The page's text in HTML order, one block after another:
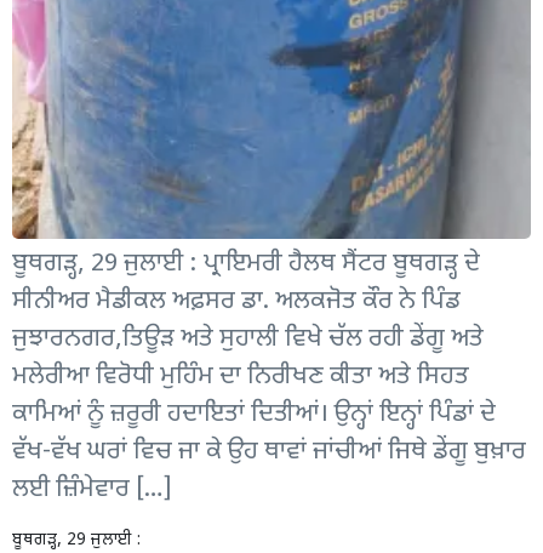
ਬੂਥਗੜ੍ਹ, 29 ਜੁਲਾਈ : ਪ੍ਰਾਇਮਰੀ ਹੈਲਥ ਸੈਂਟਰ ਬੂਥਗੜ੍ਹ ਦੇ
ਸੀਨੀਅਰ ਮੈਡੀਕਲ ਅਫ਼ਸਰ ਡਾ. ਅਲਕਜੋਤ ਕੌਰ ਨੇ ਪਿੰਡ
ਜੁਝਾਰਨਗਰ,ਤਿਊੜ ਅਤੇ ਸੁਹਾਲੀ ਵਿਖੇ ਚੱਲ ਰਹੀ ਡੇਂਗੂ ਅਤੇ
ਮਲੇਰੀਆ ਵਿਰੋਧੀ ਮੁਹਿੰਮ ਦਾ ਨਿਰੀਖਣ ਕੀਤਾ ਅਤੇ ਸਿਹਤ
ਕਾਮਿਆਂ ਨੂੰ ਜ਼ਰੂਰੀ ਹਦਾਇਤਾਂ ਦਿਤੀਆਂ। ਉਨ੍ਹਾਂ ਇਨ੍ਹਾਂ ਪਿੰਡਾਂ ਦੇ
ਵੱਖ-ਵੱਖ ਘਰਾਂ ਵਿਚ ਜਾ ਕੇ ਉਹ ਥਾਵਾਂ ਜਾਂਚੀਆਂ ਜਿਥੇ ਡੇਂਗੂ ਬੁਖ਼ਾਰ
ਲਈ ਜ਼ਿੰਮੇਵਾਰ […]
ਬੂਥਗੜ੍ਹ, 29 ਜੁਲਾਈ :